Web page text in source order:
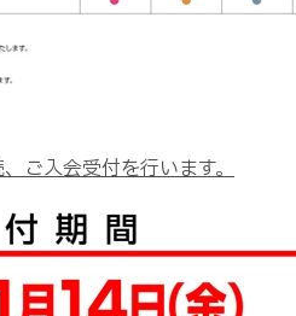
ご入会受付を行います。